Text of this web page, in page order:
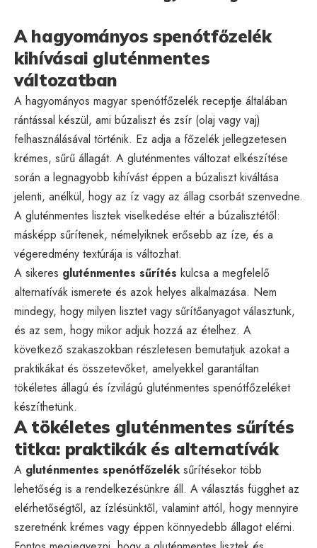
A hagyományos spenótfőzelék
kihívásai gluténmentes
változatban
A hagyományos magyar spenótfőzelék receptje általában
rántással készül, ami búzaliszt és zsír (olaj vagy vaj)
felhasználásával történik. Ez adja a főzelék jellegzetesen
krémes, sűrű állagát. A gluténmentes változat elkészítése
során a legnagyobb kihívást éppen a búzaliszt kiváltása
jelenti, anélkül, hogy az íz vagy az állag csorbát szenvedne.
A gluténmentes lisztek viselkedése eltér a búzalisztétől:
másképp sűrítenek, némelyiknek erősebb az íze, és a
végeredmény textúrája is változhat.
A sikeres gluténmentes sűrítés kulcsa a megfelelő
alternatívák ismerete és azok helyes alkalmazása. Nem
mindegy, hogy milyen lisztet vagy sűrítőanyagot választunk,
és az sem, hogy mikor adjuk hozzá az ételhez. A
következő szakaszokban részletesen bemutatjuk azokat a
praktikákat és összetevőket, amelyekkel garantáltan
tökéletes állagú és ízvilágú gluténmentes spenótfőzeléket
készíthetünk.
A tökéletes gluténmentes sűrítés
titka: praktikák és alternatívák
A gluténmentes spenótfőzelék sűrítésekor több
lehetőség is a rendelkezésünkre áll. A választás függhet az
elérhetőségtől, az ízlésünktől, valamint attól, hogy mennyire
szeretnénk krémes vagy éppen könnyedebb állagot elérni.